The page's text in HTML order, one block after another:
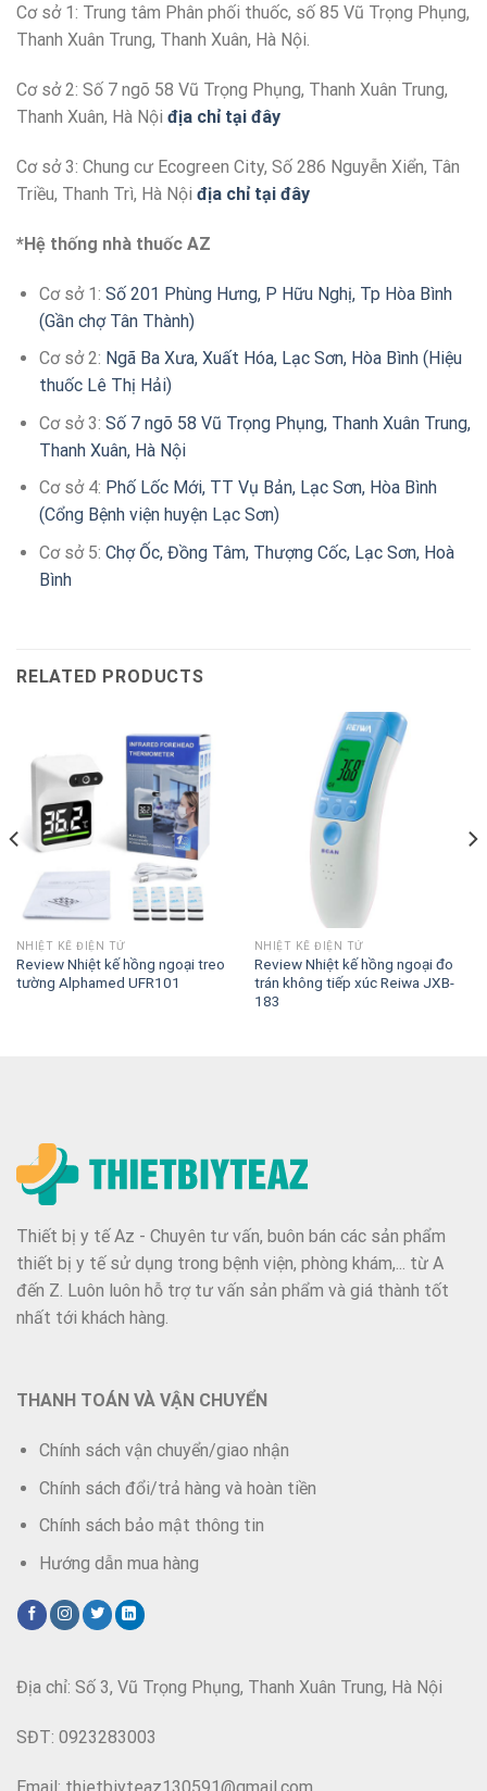
Cơ sở 1: Trung tâm Phân phối thuốc, số 85 Vũ Trọng Phụng,
Thanh Xuân Trung, Thanh Xuân, Hà Nội.
Cơ sở 2: Số 7 ngõ 58 Vũ Trọng Phụng, Thanh Xuân Trung,
Thanh Xuân, Hà Nội địa chỉ tại đây
Cơ sở 3: Chung cư Ecogreen City, Số 286 Nguyễn Xiển, Tân
Triều, Thanh Trì, Hà Nội địa chỉ tại đây
*Hệ thống nhà thuốc AZ
Cơ sở 1: Số 201 Phùng Hưng, P Hữu Nghị, Tp Hòa Bình
(Gần chợ Tân Thành)
Cơ sở 2: Ngã Ba Xưa, Xuất Hóa, Lạc Sơn, Hòa Bình (Hiệu
thuốc Lê Thị Hải)
Cơ sở 3: Số 7 ngõ 58 Vũ Trọng Phụng, Thanh Xuân Trung,
Thanh Xuân, Hà Nội
Cơ sở 4: Phố Lốc Mới, TT Vụ Bản, Lạc Sơn, Hòa Bình
(Cổng Bệnh viện huyện Lạc Sơn)
Cơ sở 5: Chợ Ốc, Đồng Tâm, Thượng Cốc, Lạc Sơn, Hoà
Bình
RELATED PRODUCTS
NHIỆT KẾ ĐIỆN TỬ
Review Nhiệt kế hồng ngoại treo
tường Alphamed UFR101
NHIỆT KẾ ĐIỆN TỬ
Review Nhiệt kế hồng ngoại đo
trán không tiếp xúc Reiwa JXB-
183
Thiết bị y tế Az - Chuyên tư vấn, buôn bán các sản phẩm
thiết bị y tế sử dụng trong bệnh viện, phòng khám,... từ A
đến Z. Luôn luôn hỗ trợ tư vấn sản phẩm và giá thành tốt
nhất tới khách hàng.
Địa chỉ: Số 3, Vũ Trọng Phụng, Thanh Xuân Trung, Hà Nội
SĐT: 0923283003
THANH TOÁN VÀ VẬN CHUYỂN
Chính sách vận chuyển/giao nhận
Chính sách đổi/trả hàng và hoàn tiền
Chính sách bảo mật thông tin
Hướng dẫn mua hàng